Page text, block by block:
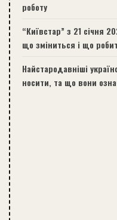
роботу
“Київстар” з 21 січня
що зміниться і що
Найстародавніші
носити, та що вони